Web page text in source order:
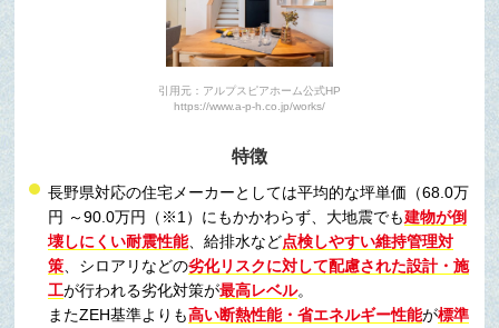
引用元：アルプスピアホーム公式HP
https://www.a-p-h.co.jp/works/
特徴
長野県対応の住宅メーカーとしては平均的な坪単価（68.0万
円 ～90.0万円（※1）にもかかわらず、大地震でも建物が倒
壊しにくい耐震性能、給排水など点検しやすい維持管理対
策 、シロアリなどの劣化リスクに対して配慮された設計・施
工が行われる劣化対策が最高レベル。
またZEH基準よりも高い断熱性能・省エネルギー性能が標準